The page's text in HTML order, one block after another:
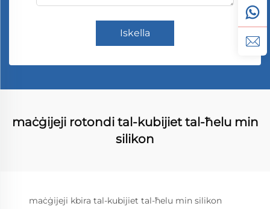
Iskella
maċġijeji rotondi tal-kubijiet tal-ħelu min
silikon
maċġijeji kbira tal-kubijiet tal-ħelu min silikon